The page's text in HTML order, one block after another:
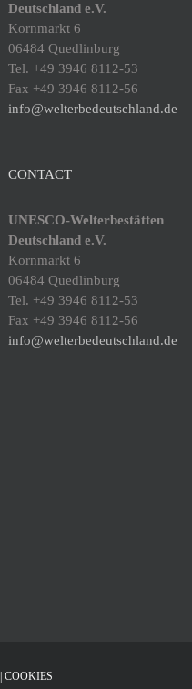
Deutschland e.V.
Kornmarkt 6
06484 Quedlinburg
Tel. +49 3946 8112-53
Fax +49 3946 8112-56
info@welterbedeutschland.de
CONTACT
UNESCO-Welterbestätten
Deutschland e.V.
Kornmarkt 6
06484 Quedlinburg
Tel. +49 3946 8112-53
Fax +49 3946 8112-56
info@welterbedeutschland.de
COOKIES